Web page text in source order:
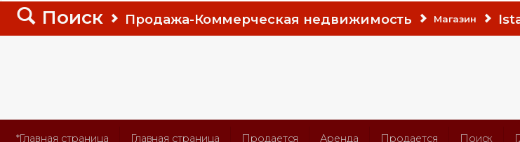
Поиск Продажа-Коммерческая недвижимость Магазин
*Главная страница Главная страница Продается Аренда Продается Поиск